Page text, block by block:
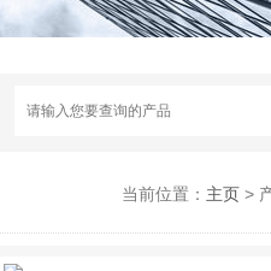
当前位置： 主页>